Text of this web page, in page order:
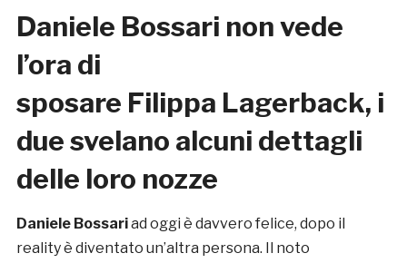
Daniele Bossari non vede
l’ora di
sposare Filippa Lagerback, i
due svelano alcuni dettagli
delle loro nozze
Daniele Bossariad oggi è davvero felice, dopo il
reality è diventato un’altra persona. Il noto